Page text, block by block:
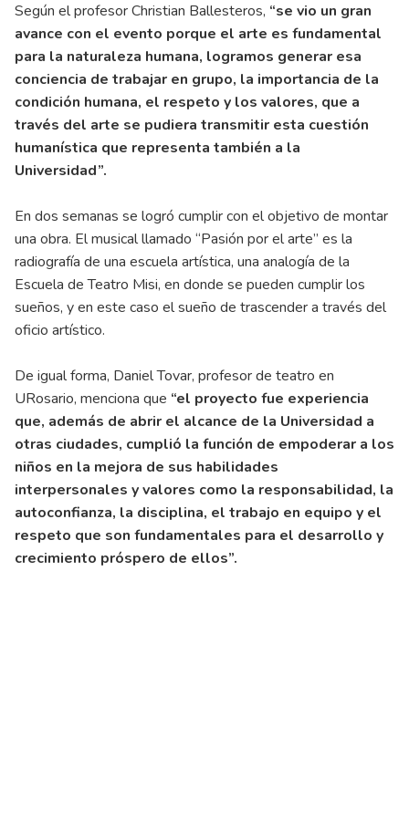
Según el profesor Christian Ballesteros, “se vio un gran
avance con el evento porque el arte es fundamental
para la naturaleza humana, logramos generar esa
conciencia de trabajar en grupo, la importancia de la
condición humana, el respeto y los valores, que a
través del arte se pudiera transmitir esta cuestión
humanística que representa también a la
Universidad”.
En dos semanas se logró cumplir con el objetivo de montar
una obra. El musical llamado “Pasión por el arte” es la
radiografía de una escuela artística, una analogía de la
Escuela de Teatro Misi, en donde se pueden cumplir los
sueños, y en este caso el sueño de trascender a través del
oficio artístico.
De igual forma, Daniel Tovar, profesor de teatro en
URosario, menciona que “el proyecto fue experiencia
que, además de abrir el alcance de la Universidad a
otras ciudades, cumplió la función de empoderar a los
niños en la mejora de sus habilidades
interpersonales y valores como la responsabilidad, la
autoconfianza, la disciplina, el trabajo en equipo y el
respeto que son fundamentales para el desarrollo y
crecimiento próspero de ellos”.